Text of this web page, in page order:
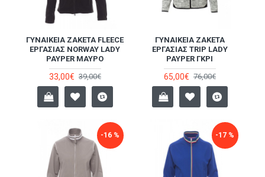
ΓΥΝΑΙΚΕΊΑ ΖΑΚΈΤΑ FLEECE
ΕΡΓΑΣΊΑΣ NORWAY LADY
PAYPER ΜΑΎΡΟ
33,00€ 39,00€
ΓΥΝΑΙΚΕΊΑ ΖΑΚΈΤΑ
ΕΡΓΑΣΊΑΣ TRIP LADY
PAYPER ΓΚΡΙ
65,00€ 76,00€
-16 % -17 %